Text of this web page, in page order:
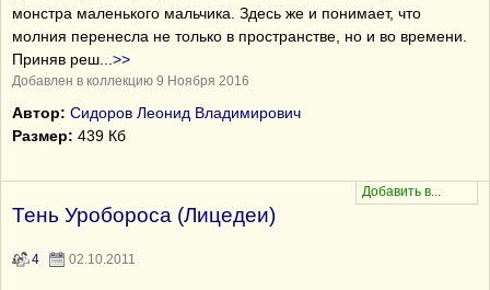
монстра маленького мальчика. Здесь же и понимает, что
молния перенесла не только в пространстве, но и во времени.
Приняв реш
>>
Добавлен в коллекцию 9 Ноября 2016
Автор: Сидоров Леонид Владимирович
Размер: 439 Кб
Тень Уробороса (Лицедеи)
4 02.10.2011